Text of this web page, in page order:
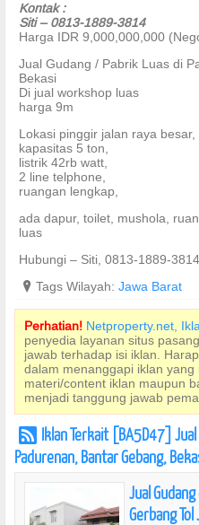
Kontak :
Siti – 0813-1889-3814
Harga IDR 9,000,000,000
Jual Gudang / Pabrik Luas di
Bekasi
Di jual workshop luas
harga 9m
Lokasi pinggir jalan raya
kapasitas 5 ton,
listrik 42rb watt,
2 line telphone,
ruangan lengkap,
ada dapur, toilet, mushola,
luas
Hubungi – Siti, 0813-1889-3814
? Tags Wilayah: Jawa Barat
Perhatian! Netproperty.net,
penyedia layanan situs
jawab terhadap isi iklan.
dalam menanggapi iklan yang
materi/content iklan maupun
menjadi tanggung jawab
r Iklan Terkait [BA5D47]
Padurenan, Bantar Gebang,
Jual
Gerbang